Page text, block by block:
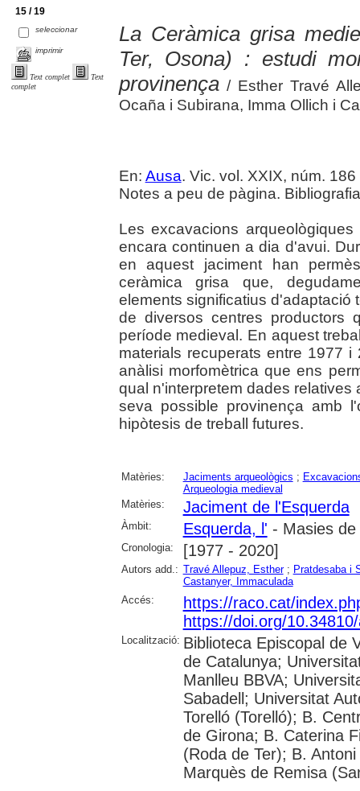
15 / 19
seleccionar
imprimir
Text complet
Text
complet
La Ceràmica grisa
Ter, Osona) : estudi
provinença/ Esther Travé
Ocaña i Subirana, Imma Ollich i
En: Ausa. Vic. vol. XXIX, núm.
Notes a peu de pàgina.
Les excavacions
encara continuen a dia d'avui.
en aquest jaciment han
ceràmica grisa que,
elements significatius d'adaptació
de diversos centres
període medieval. En aquest
materials recuperats entre 1977
anàlisi morfomètrica que ens
qual n'interpretem dades relatives
seva possible provinença amb
hipòtesis de treball futures.
Matèries: Jaciments arqueològics ;
Arqueologia medieval
Matèries:
Jaciment de l'Esquerda
Àmbit: Esquerda, l' - Masies
Cronologia: [1977 - 2020]
Autors add.: Travé Allepuz, Esther; Pratdesaba i
Castanyer, Immaculada
Accés:
https://raco.cat/
https://doi.org/
Localització: Biblioteca Episcopal de
de Catalunya;
Manlleu BBVA;
Sabadell; Universitat
Torelló (Torelló); B.
de Girona; B. Caterina
(Roda de Ter); B.
Marquès de Remisa